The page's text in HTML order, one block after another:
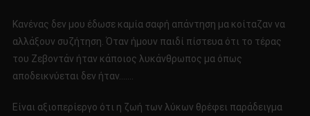
Κανένας δεν μου έδωσε καμία σαφή απάντηση μα κοίταζαν να
αλλάξουν συζήτηση. Όταν ήμουν παιδί πίστευα ότι το τέρας
του Ζεβοντάν ήταν κάποιος λυκάνθρωπος μα όπως
αποδεικνύεται δεν ήταν…….
Είναι αξιοπερίεργο ότι η ζωή των λύκων θρέφει παράδειγμα